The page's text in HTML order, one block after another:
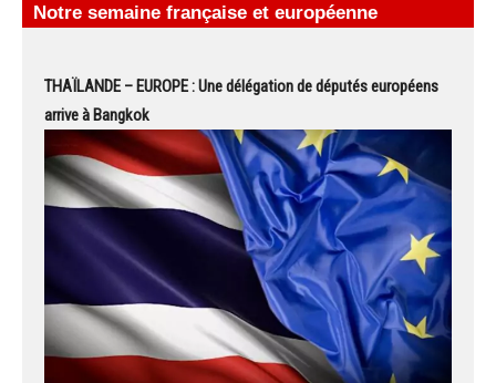
Notre semaine française et européenne
THAÏLANDE – EUROPE : Une délégation de députés européens
arrive à Bangkok